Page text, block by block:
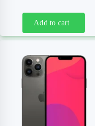
Add to cart